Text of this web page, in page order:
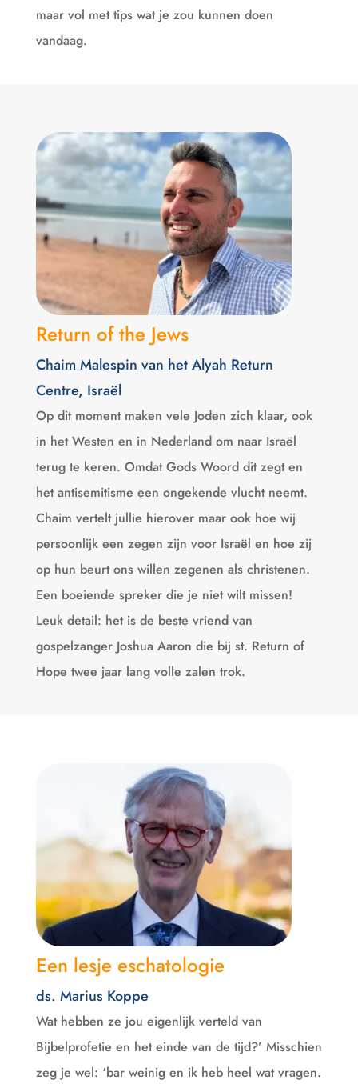
maar vol met tips wat je zou kunnen doen
vandaag.
Return of the Jews
Chaim Malespin van het Alyah Return
Centre, Israël
Op dit moment maken vele Joden zich klaar, ook
in het Westen en in Nederland om naar Israël
terug te keren. Omdat Gods Woord dit zegt en
het antisemitisme een ongekende vlucht neemt.
Chaim vertelt jullie hierover maar ook hoe wij
persoonlijk een zegen zijn voor Israël en hoe zij
op hun beurt ons willen zegenen als christenen.
Een boeiende spreker die je niet wilt missen!
Leuk detail: het is de beste vriend van
gospelzanger Joshua Aaron die bij st. Return of
Hope twee jaar lang volle zalen trok.
Een lesje eschatologie
ds. Marius Koppe
Wat hebben ze jou eigenlijk verteld van
Bijbelprofetie en het einde van de tijd?’ Misschien
zeg je wel: ‘bar weinig en ik heb heel wat vragen.